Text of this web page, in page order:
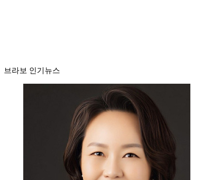
브라보 인기뉴스